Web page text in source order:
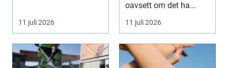
11 juli 2026
oavsett om det ha...
11 juli 2026